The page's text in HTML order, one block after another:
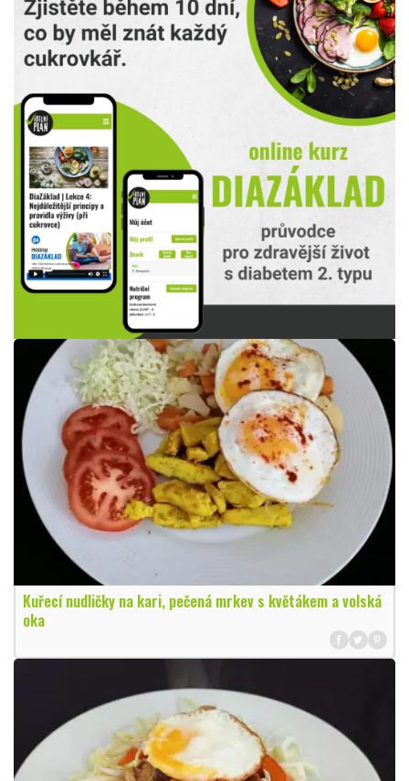
Kuřecí nudličky na kari, pečená mrkev s květákem a volská
oka